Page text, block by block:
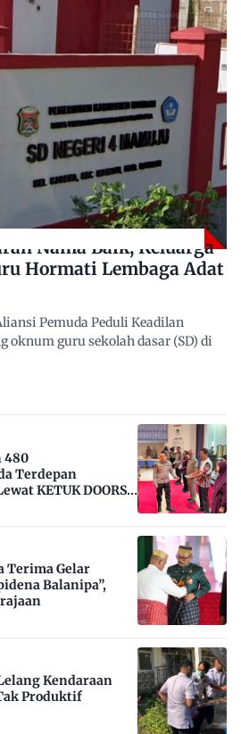
Nama Baik, Keluarga
Hormati Lembaga Adat
Pemuda Peduli Keadilan
oknum guru sekolah dasar (SD) di
480
Terdepan
KETUK DOORS
Terima Gelar
Balanipa”,
Kendaraan
Produktif